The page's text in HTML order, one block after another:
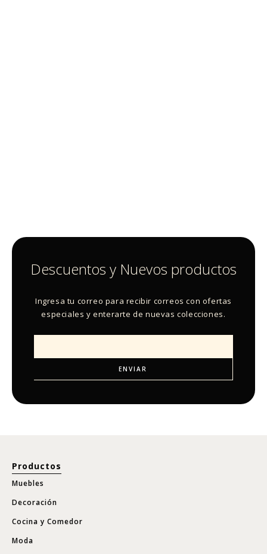
Descuentos y Nuevos productos
Ingresa tu correo para recibir correos con ofertas
especiales y enterarte de nuevas colecciones.
Productos
Muebles
Decoración
Cocina y Comedor
Moda